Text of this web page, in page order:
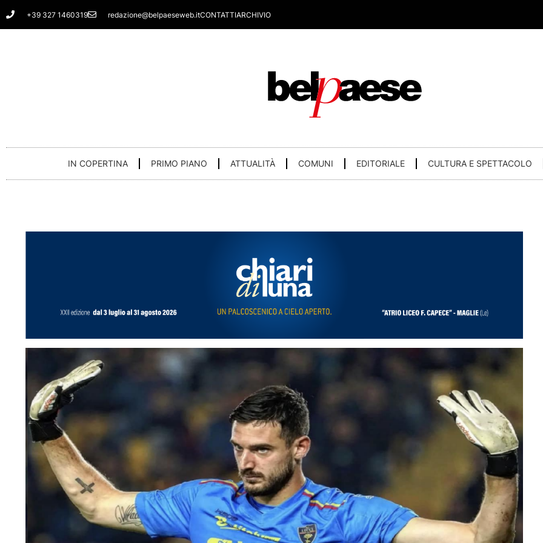
Vai
al
+39 327 1460319 redazione@belpaeseweb.itCONTATTIARCHIVIO
IN COPERTINA PRIMO PIANO ATTUALITÀ COMUNI EDITORIALE CULTURA E SPETTACOLO